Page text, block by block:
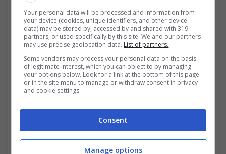
Importanti aggiornamenti per una grossa
fetta della popolazione che gode di assegno
pensionistico oppure di altre prestazioni
Your personal data will be processed and information from
your device (cookies, unique identifiers, and other device
data) may be stored by, accessed by and shared with 319
partners, or used specifically by this site. We and our partners
may use precise geolocation data. List of partners.
Some vendors may process your personal data on the basis
of legitimate interest, which you can object to by managing
your options below. Look for a link at the bottom of this page
or in the site menu to manage or withdraw consent in privacy
and cookie settings.
Consent
Manage options